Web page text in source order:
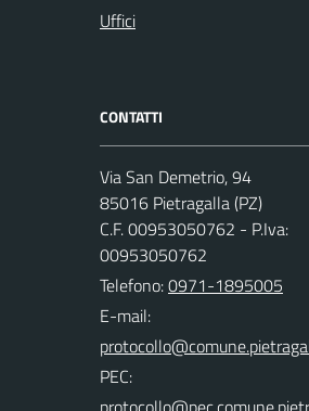
Uffici
CONTATTI
Via San Demetrio, 94
85016 Pietragalla (PZ)
C.F. 00953050762 - P.Iva:
00953050762
Telefono:0971-1895005
E-mail:
PEC: